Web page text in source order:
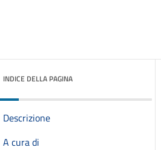
INDICE DELLA PAGINA
Descrizione
A cura di